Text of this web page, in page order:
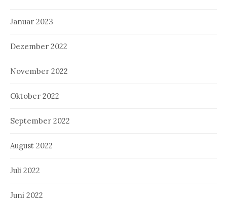
Januar 2023
Dezember 2022
November 2022
Oktober 2022
September 2022
August 2022
Juli 2022
Juni 2022